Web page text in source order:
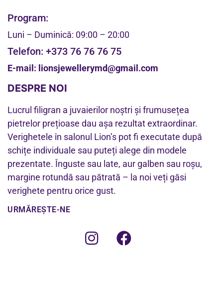
Program:
Luni – Duminică: 09:00 – 20:00
Telefon: +373 76 76 76 75
E-mail: lionsjewellerymd@gmail.com
DESPRE NOI
Lucrul filigran a juvaierilor noștri și frumusețea
pietrelor prețioase dau așa rezultat extraordinar.
Verighetele în salonul Lion’s pot fi executate după
schițe individuale sau puteți alege din modele
prezentate. Înguste sau late, aur galben sau roșu,
margine rotundă sau pătrată – la noi veți găsi
verighete pentru orice gust.
URMĂREȘTE-NE